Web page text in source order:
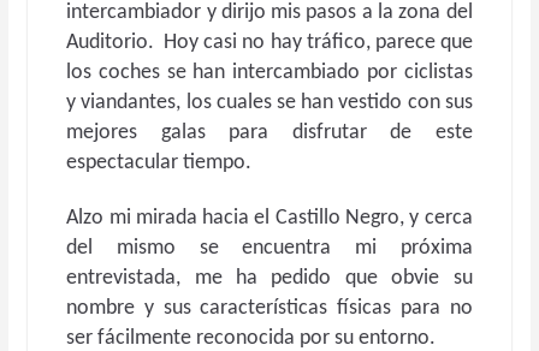
intercambiador y dirijo mis pasos a la zona del
Auditorio. Hoy casi no hay tráfico, parece que
los coches se han intercambiado por ciclistas
y viandantes, los cuales se han vestido con sus
mejores galas para disfrutar de este
espectacular tiempo.
Alzo mi mirada hacia el Castillo Negro, y cerca
del mismo se encuentra mi próxima
entrevistada, me ha pedido que obvie su
nombre y sus características físicas para no
ser fácilmente reconocida por su entorno.